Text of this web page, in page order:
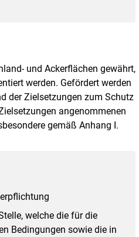
und Ackerflächen gewährt,
werden. Gefördert werden
der Zielsetzungen zum Schutz
angenommenen
gemäß Anhang I.
welche die für die
Bedingungen sowie die in